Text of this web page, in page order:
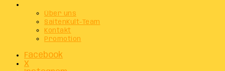
Über uns
SaitenKult-Team
Kontakt
Promotion
Facebook
X